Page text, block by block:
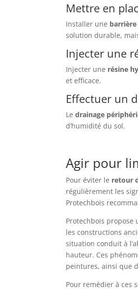
Mettre en
Installer une
solution durable,
Injecter une
Injecter une résine
et efficace.
Effectuer un
Ledrainage
d’humidité du sol.
Agir pour
Pour éviter le retour
régulièrement les
Protechbois
Protechbois propose
les constructions
situation conduit à
hauteur. Ces
peintures, ainsi que
Pour remédier à ces